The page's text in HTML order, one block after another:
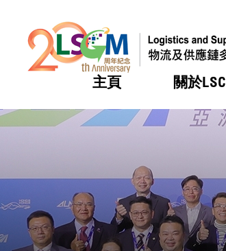
主頁 關於
熱門
熱門
熱門
熱門
熱門